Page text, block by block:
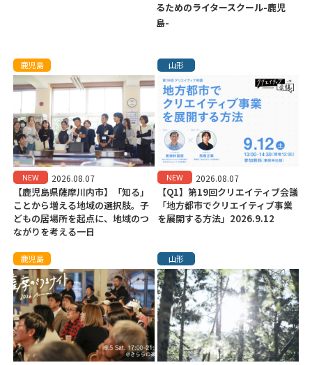
るためのライタースクール-鹿児
島-
鹿児島
NEW 2026.08.07
【鹿児島県薩摩川内市】「知る」
ことから増える地域の選択肢。子
どもの居場所を起点に、地域のつ
ながりを考える一日
山形
NEW 2026.08.07
【Q1】第19回クリエイティブ会議
「地方都市でクリエイティブ事業
を展開する方法」2026.9.12
鹿児島 山形